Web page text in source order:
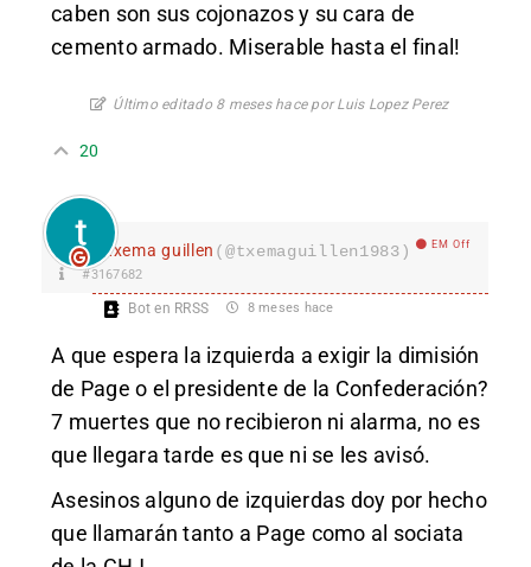
caben son sus cojonazos y su cara de
cemento armado. Miserable hasta el final!
Último editado 8 meses hace por Luis Lopez Perez
20
txema guillen (@txemaguillen1983) EM Off
#3167682
Bot en RRSS 8 meses hace
A que espera la izquierda a exigir la dimisión
de Page o el presidente de la Confederación?
7 muertes que no recibieron ni alarma, no es
que llegara tarde es que ni se les avisó.
Asesinos alguno de izquierdas doy por hecho
que llamarán tanto a Page como al sociata